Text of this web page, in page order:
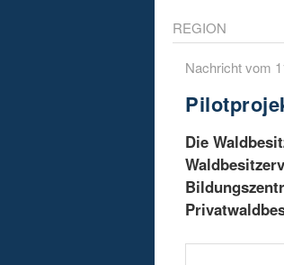
REGION
Nachricht
Die